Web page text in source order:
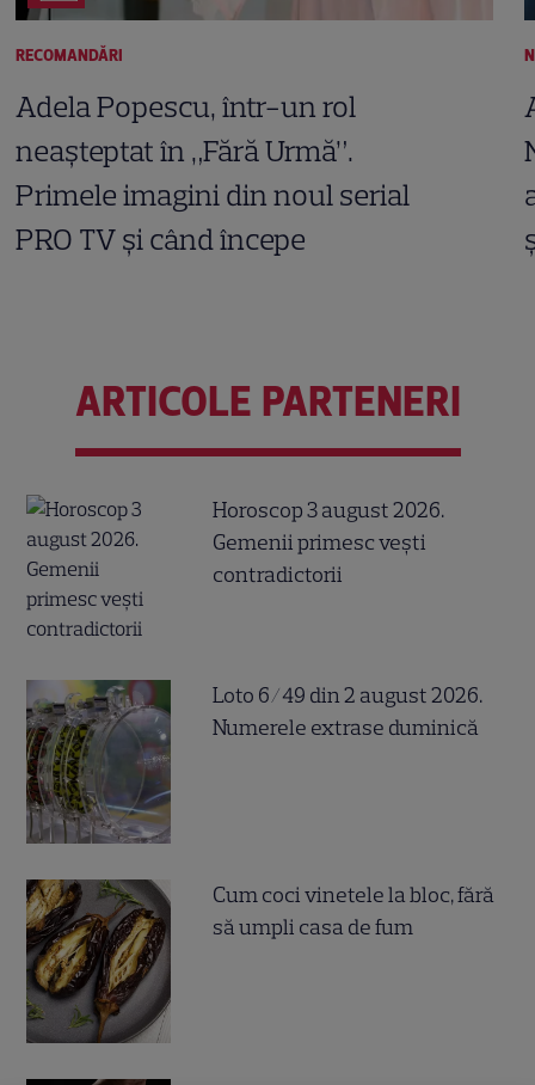
RECOMANDĂRI
Adela Popescu, într-un rol
neașteptat în „Fără Urmă”.
Primele imagini din noul serial
PRO TV și când începe
ARTICOLE PARTENERI
Horoscop 3 august 2026.
Gemenii primesc vești
contradictorii
Loto 6/49 din 2 august 2026.
Numerele extrase duminică
Cum coci vinetele la bloc, fără
să umpli casa de fum